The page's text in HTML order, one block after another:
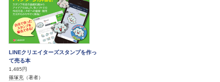
LINEクリエイターズスタンプを作っ
て売る本
1,485円
篠塚充 （著者）